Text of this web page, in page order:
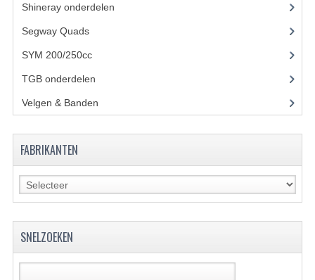
STUUR INRICHTING
UITLAAT SYSTEEM
VERLICHTING
WIEL OPHANGING
WIELEN EN BANDEN
Shineray onderdelen
Segway Quads(6)
SYM 200/250cc(15)
TGB onderdelen
Velgen & Banden
FABRIKANTEN
SNELZOEKEN